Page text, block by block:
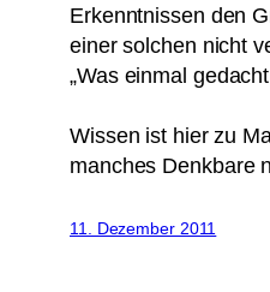
Erkenntnissen den
einer solchen nicht
„Was einmal
Wissen ist hier zu
manches Denkbare
11. Dezember 2011